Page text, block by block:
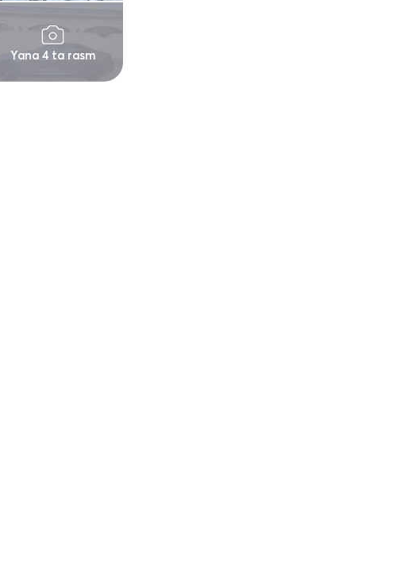
Yana 4 ta rasm